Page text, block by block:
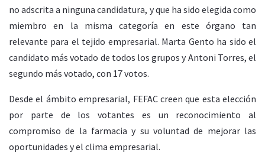
no adscrita a ninguna candidatura, y que ha sido elegida como
miembro en la misma categoría en este órgano tan
relevante para el tejido empresarial. Marta Gento ha sido el
candidato más votado de todos los grupos y Antoni Torres, el
segundo más votado, con 17 votos.
Desde el ámbito empresarial, FEFAC creen que esta elección
por parte de los votantes es un reconocimiento al
compromiso de la farmacia y su voluntad de mejorar las
oportunidades y el clima empresarial.